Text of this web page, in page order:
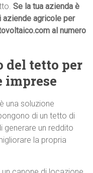
Se la tua azienda è
aziende agricole per
al numero
del tetto per
imprese
una soluzione
di un tetto di
generare un reddito
la propria